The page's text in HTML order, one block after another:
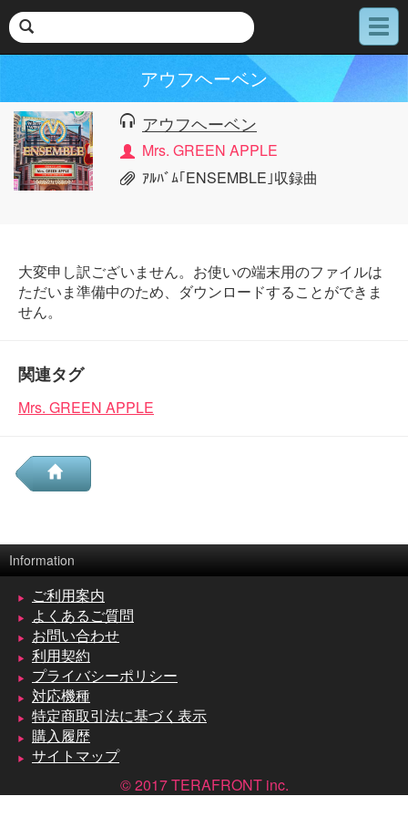
メ
ニ
アウフヘーベン
アウフヘーベン
Mrs. GREEN APPLE
ｱﾙﾊﾞﾑ｢ENSEMBLE｣収録曲
大変申し訳ございません。お使いの端末用のファイルは
ただいま準備中のため、ダウンロードすることができま
せん。
関連タグ
Mrs. GREEN APPLE
Information
ご利用案内
よくあるご質問
お問い合わせ
利用契約
プライバシーポリシー
対応機種
特定商取引法に基づく表示
購入履歴
サイトマップ
© 2017 TERAFRONT inc.